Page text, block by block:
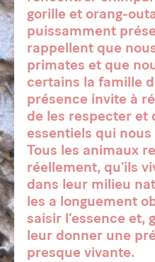
gorille et orang-
puissamment
rappellent que
primates et que
certains la famille
présence invite à
de les respecter et
essentiels qui
Tous les animaux
réellement, qu’ils
dans leur milieu
les a longuement
saisir l’essence et,
leur donner une
presque vivante.